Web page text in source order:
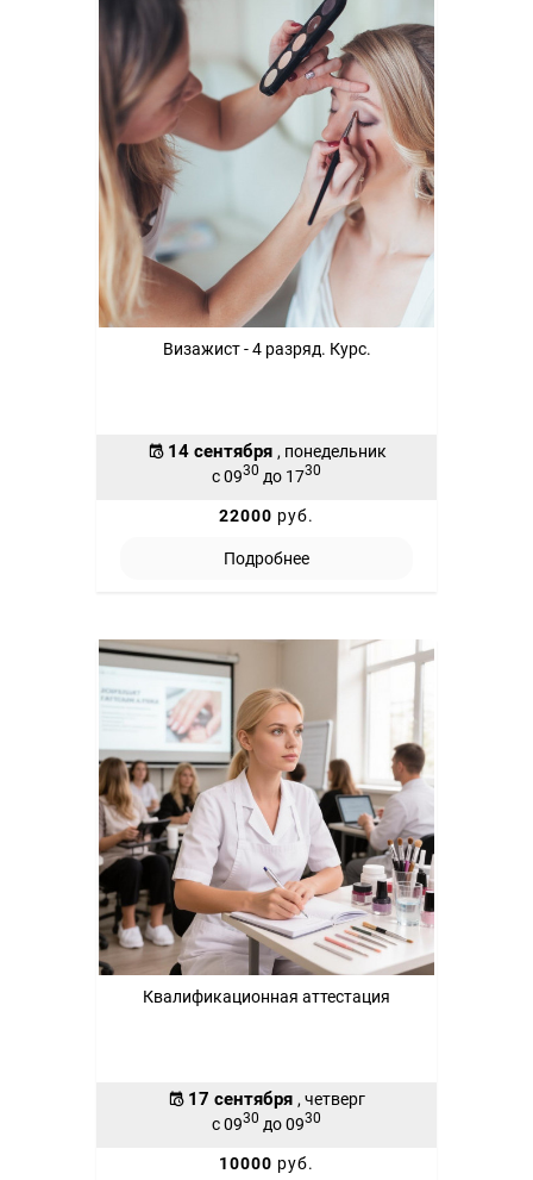
Визажист - 4 разряд. Курс.
14 сентября , понедельник
с 0930 до 1730
22000 руб.
Подробнее
Квалификационная аттестация
17 сентября , четверг
с 0930 до 0930
10000 руб.